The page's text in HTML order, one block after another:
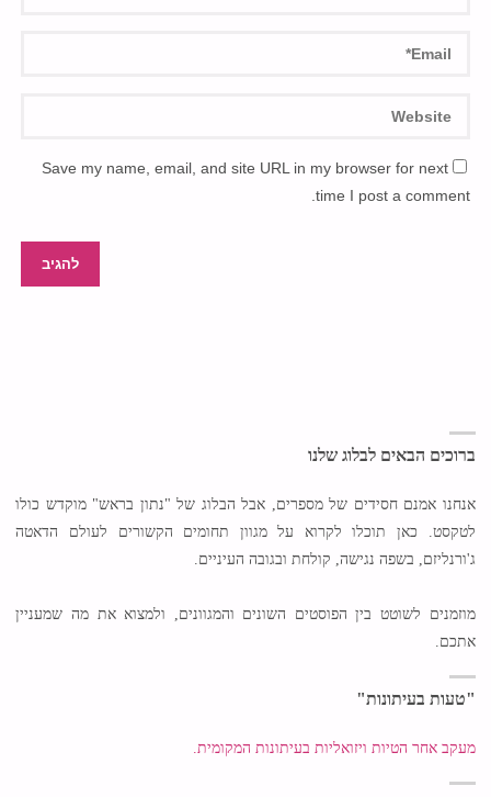
Save my name, email, and site URL in my browser for next
time I post a comment.
ברוכים הבאים לבלוג שלנו
אנחנו אמנם חסידים של מספרים, אבל הבלוג של "נתון בראש" מוקדש כולו
לטקסט. כאן תוכלו לקרוא על מגוון תחומים הקשורים לעולם הדאטה
ג'ורנליזם, בשפה נגישה, קולחת ובגובה העיניים.
מוזמנים לשוטט בין הפוסטים השונים והמגוונים, ולמצוא את מה שמעניין
אתכם.
"טעות בעיתונות"
מעקב אחר הטיות ויזואליות בעיתונות המקומית.